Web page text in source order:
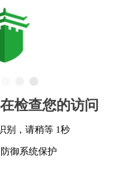
检查您的访问
别，请稍等 1秒
御系统保护